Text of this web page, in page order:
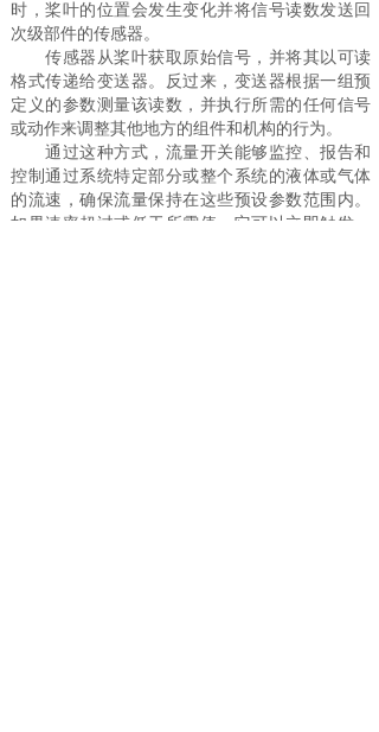
时，桨叶的位置会发生变化并将信号读数发送回
次级部件的传感器。
传感器从桨叶获取原始信号，并将其以可读
格式传递给变送器。反过来，变送器根据一组预
定义的参数测量该读数，并执行所需的任何信号
或动作来调整其他地方的组件和机构的行为。
通过这种方式，流量开关能够监控、报告和
控制通过系统特定部分或整个系统的液体或气体
的流速，确保流量保持在这些预设参数范围内。
如果速率超过或低于所需值，它可以立即触发一